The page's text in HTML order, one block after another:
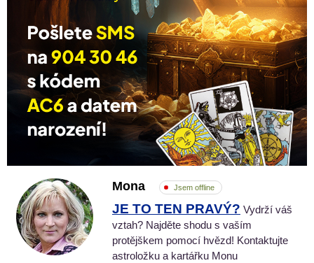
Mona Jsem offline
JE TO TEN PRAVÝ? Vydrží váš
vztah? Najděte shodu s vaším
protějškem pomocí hvězd! Kontaktujte
astroložku a kartářku Monu